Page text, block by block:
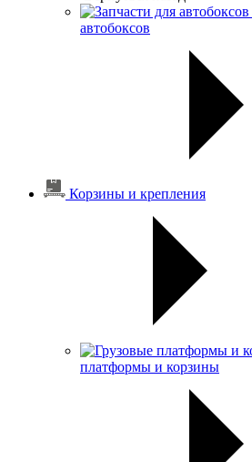
автобоксов
Корзины и крепления
платформы и корзины